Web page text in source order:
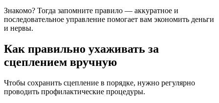
Знакомо? Тогда запомните правило — аккуратное и
последовательное управление помогает вам экономить деньги
и нервы.
Как правильно ухаживать за
сцеплением вручную
Чтобы сохранить сцепление в порядке, нужно регулярно
проводить профилактические процедуры.